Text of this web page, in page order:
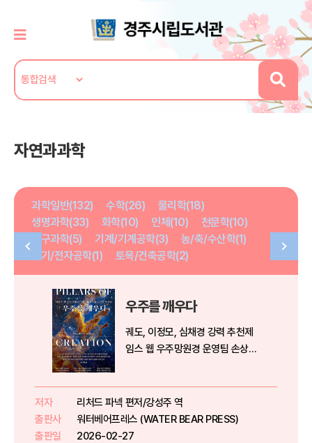
자연과과학
과학일반(132) 수학(26)
물리학(18)
생명과학(33)
화학(10) 인체(10)
천문학(10)
지구과학(5)
기계/기계공학(3)
농/축/수산학(1)
전기/전자공학(1)
토목/건축공학(2)
우주를 깨우다
궤도, 이정모, 심채경 강력 추천제
임스 웹 우주망원경 운영팀 손상모
《사이언스》 《사이언티픽 아메리
칸》 추천제임스 웹 우주망원경과
함께하는 가장 아름답고 인간적인
저자
리처드 파넥 편저/강성주 역
출판사
워터베어프레스 (WATER BEAR PRESS)
출판일
2026-02-27